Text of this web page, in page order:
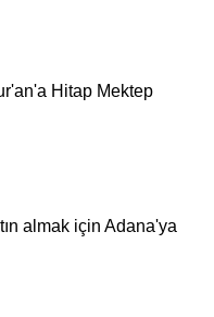
Hitap Mektep
almak için Adana'ya